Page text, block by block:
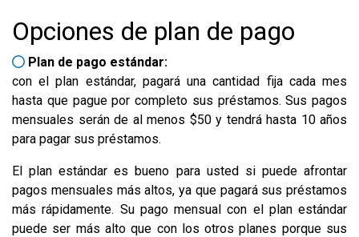
Opciones de plan de pago
Plan de pago estándar:
con el plan estándar, pagará una cantidad fija cada mes
hasta que pague por completo sus préstamos. Sus pagos
mensuales serán de al menos $50 y tendrá hasta 10 años
para pagar sus préstamos.
El plan estándar es bueno para usted si puede afrontar
pagos mensuales más altos, ya que pagará sus préstamos
más rápidamente. Su pago mensual con el plan estándar
puede ser más alto que con los otros planes porque sus